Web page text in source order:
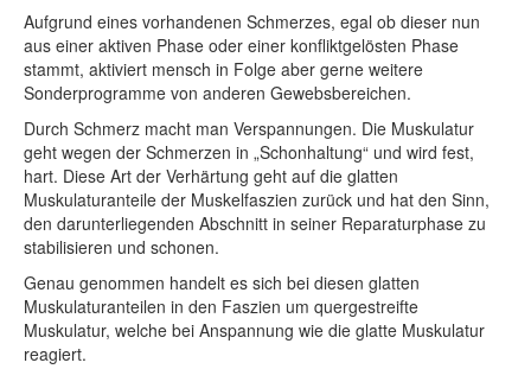
Aufgrund eines vorhandenen Schmerzes, egal ob dieser nun
aus einer aktiven Phase oder einer konfliktgelösten Phase
stammt, aktiviert mensch in Folge aber gerne weitere
Sonderprogramme von anderen Gewebsbereichen.
Durch Schmerz macht man Verspannungen. Die Muskulatur
geht wegen der Schmerzen in „Schonhaltung“ und wird fest,
hart. Diese Art der Verhärtung geht auf die glatten
Muskulaturanteile der Muskelfaszien zurück und hat den Sinn,
den darunterliegenden Abschnitt in seiner Reparaturphase zu
stabilisieren und schonen.
Genau genommen handelt es sich bei diesen glatten
Muskulaturanteilen in den Faszien um quergestreifte
Muskulatur, welche bei Anspannung wie die glatte Muskulatur
reagiert.